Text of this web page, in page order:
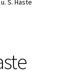
u. S. Haste